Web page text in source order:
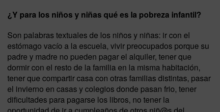
¿Y para los niños y niñas qué es la pobreza infantil?
Son palabras textuales de los niños y niñas: ir con el
estómago vacío a la escuela, vivir preocupados porque su
padre y madre no pueden pagar el alquiler, tener que
dormir con el resto de la familia en la misma habitación,
tener que compartir casa con otras familias distintas, pasar
el invierno en casas y colegios donde pasan frio, tener
dificultades para pagarse los libros, no tener la